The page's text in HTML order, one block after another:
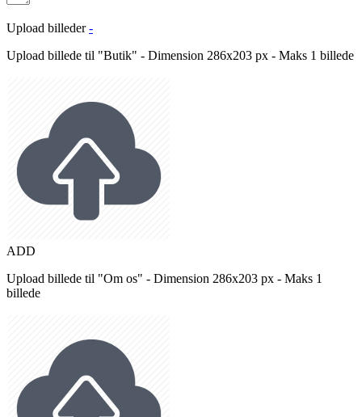
Upload billeder -
Upload billede til "Butik" - Dimension 286x203 px - Maks 1 billede
ADD
Upload billede til "Om os" - Dimension 286x203 px - Maks 1
billede